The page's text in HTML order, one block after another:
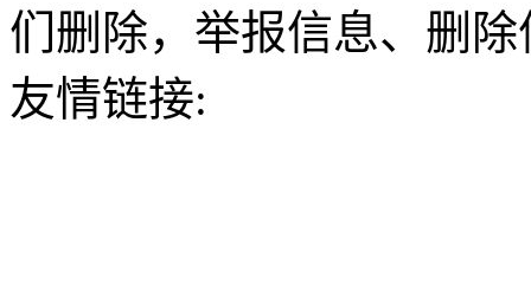
们删除，举报信息、删
友情链接: